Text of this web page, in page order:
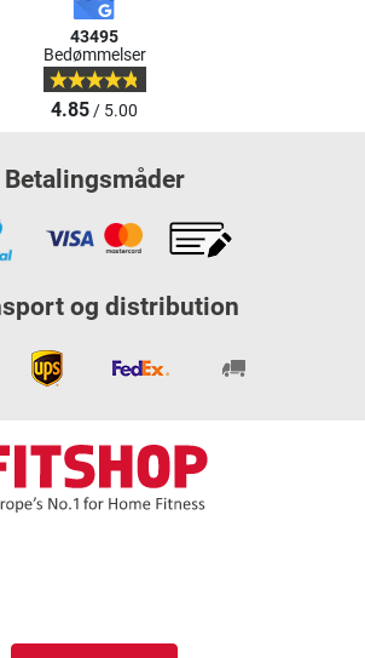
43495
Bedømmelser
4.85/ 5.00
Betalingsmåder
og distribution